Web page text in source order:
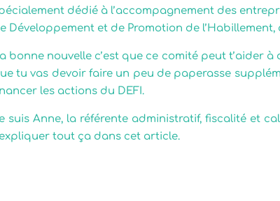
dédié à l’accompagnement des
Développement et de Promotion de l’Habillement,
bonne nouvelle c’est que ce comité peut t’aider
tu vas devoir faire un peu de paperasse
les actions du DEFI.
suis Anne, la référente administratif, fiscalité et
tout ça dans cet article.